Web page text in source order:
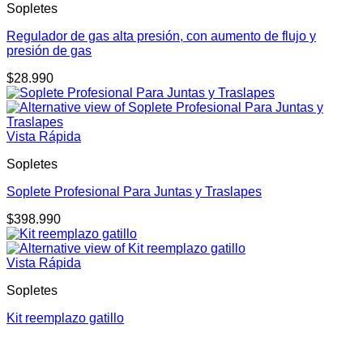
Sopletes
Regulador de gas alta presión, con aumento de flujo y
presión de gas
$28.990
Vista Rápida
Sopletes
Soplete Profesional Para Juntas y Traslapes
$398.990
Vista Rápida
Sopletes
Kit reemplazo gatillo